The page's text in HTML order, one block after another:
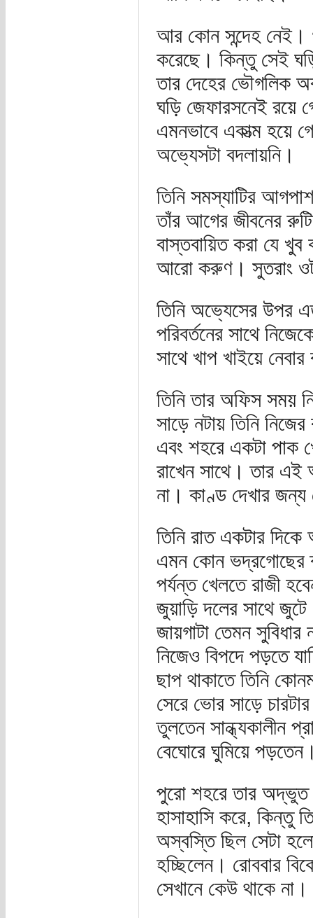
আর কোন সন্দেহ নেই।
করেছে। কিন্তু সেই
তার দেহের ভৌগলিক
ঘড়ি জেফারসনেই রয়ে
এমনভাবে একাত্ম হয়ে
অভ্যেসটা বদলায়নি।
তিনি সমস্যাটির
তাঁর আগের জীবনের
বাস্তবায়িত করা যে
আরো করুণ। সুতরাং
তিনি অভ্যেসের উপর
পরিবর্তনের সাথে
সাথে খাপ খাইয়ে
তিনি তার অফিস সময়
সাড়ে নটায় তিনি
এবং শহরে একটা পাক
রাখেন সাথে। তার
না। কাণ্ড দেখার
তিনি রাত একটার দিকে
এমন কোন ভদ্রগোছের
পর্যন্ত খেলতে রাজী
জুয়াড়ি দলের সাথে
জায়গাটা তেমন
নিজেও বিপদে পড়তে
ছাপ থাকাতে তিনি
সেরে ভোর সাড়ে
তুলতেন সান্ধ্যকালীন
বেঘোরে ঘুমিয়ে
পুরো শহরে তার অদ্ভুত
হাসাহাসি করে, কিন্তু
অস্বস্তি ছিল সেটা হলো
হচ্ছিলেন। রোববার
সেখানে কেউ থাকে না।